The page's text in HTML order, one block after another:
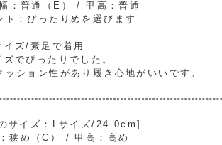
：普通（E） / 甲高：普通
ト：ぴったりめを選びます
イズ/素足で着用
ズでぴったりでした。
ッション性があり履き心地がいいです。
サイズ：Lサイズ/24.0cm]
狭め（C） / 甲高：高め